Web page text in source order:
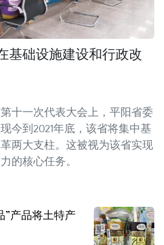
基础设施建设和行政改
十一次代表大会上，平阳省委
今到2021年底，该省将集中基
两大支柱。这被视为该省实现
的核心任务。
”产品将土特产